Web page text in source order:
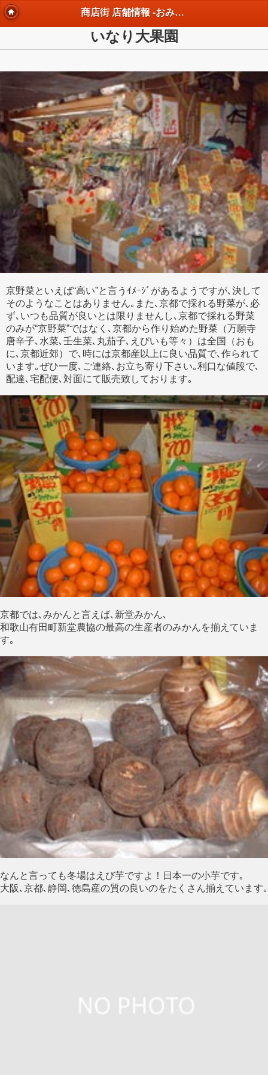
商店街 店舗情報 -おみやげ･雑貨-
いなり大果園
京野菜といえば“高い”と言うｲﾒｰｼﾞがあるようですが､決して
そのようなことはありません｡また､京都で採れる野菜が､必
ず､いつも品質が良いとは限りませんし､京都で採れる野菜
のみが“京野菜”ではなく､京都から作り始めた野菜（万願寺
唐辛子､水菜､壬生菜､丸茄子､えびいも等々）は全国（おも
に､京都近郊）で､時には京都産以上に良い品質で､作られて
います｡ぜひ一度､ご連絡､お立ち寄り下さい｡利口な値段で､
配達､宅配便､対面にて販売致しております｡
京都では､みかんと言えば､新堂みかん､
和歌山有田町新堂農協の最高の生産者のみかんを揃えていま
す｡
なんと言っても冬場はえび芋ですよ！日本一の小芋です｡
大阪､京都､静岡､徳島産の質の良いのをたくさん揃えています｡